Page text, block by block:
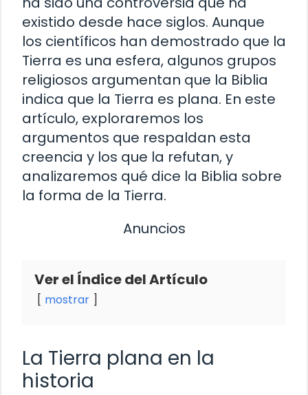
existido desde hace siglos. Aunque
los científicos han demostrado que la
Tierra es una esfera, algunos grupos
religiosos argumentan que la Biblia
indica que la Tierra es plana. En este
artículo, exploraremos los
argumentos que respaldan esta
creencia y los que la refutan, y
analizaremos qué dice la Biblia sobre
la forma de la Tierra.
Anuncios
Ver el Índice del Artículo
mostrar
La Tierra plana en la
historia